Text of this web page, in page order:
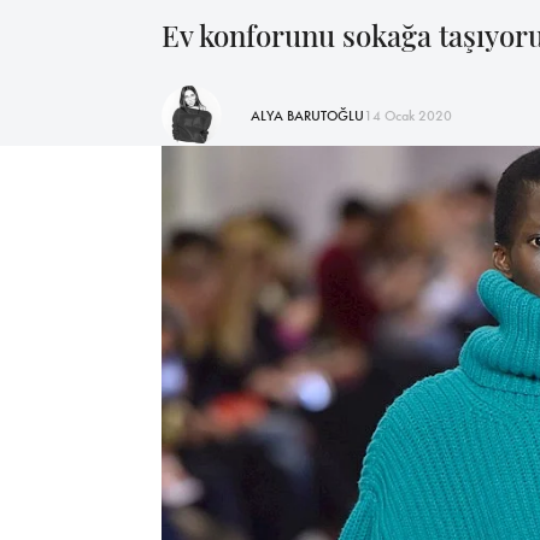
Ev konforunu sokağa
ALYA BARUTOĞLU14 Ocak 2020